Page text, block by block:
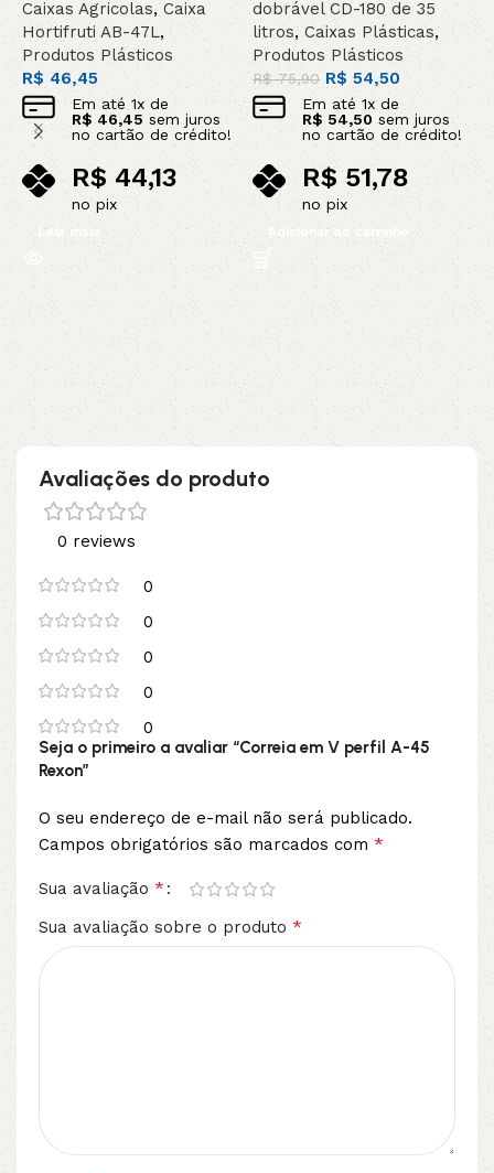
Caixas Agricolas,Caixa
Hortifruti AB-47L,
Produtos Plásticos
R$ 46,45
Em até1x de
R$46,45 sem juros
no cartão de crédito!
R$44,13
no pix
Leia mais
dobrável CD-180 de 35
litros,Caixas Plásticas,
Produtos Plásticos
R$75,90 R$ 54,50
Em até 1x de
R$ 54,50 sem juros
no cartão de crédito!
R$51,78
no pix
Adicionar ao carrinho
Avaliações do produto
0 reviews
0
0
0
0
0
Seja o primeiro a avaliar “Correia em V perfil A-45
Rexon”
O seu endereço de e-mail não será publicado.
Campos obrigatórios são marcados com *
Sua avaliação *
Sua avaliação sobre o produto *